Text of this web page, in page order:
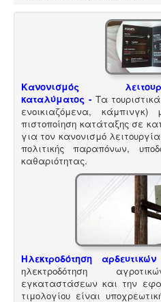
Κανονισμός
καταλύματος - Τα
ενοικιαζόμενα, κάμπινγκ)
πιστοποίηση κατάταξης σε
για τον κανονισμό
πολιτικής παραπόνων,
καθαριότητας.
Ηλεκτροδότηση
ηλεκτροδότηση
εγκαταστάσεων και την
τιμολογίου είναι